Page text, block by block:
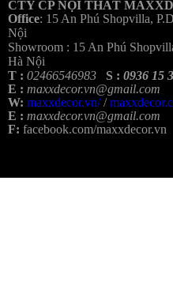
CTY CP NỘI THẤT
Office: 15 An Phú Shopvilla,
Nội
Showroom : 15 An Phú
Hà Nội
T : 02466546983 S : 0936 15
E : maxxdecor.vn@gmail.com
W: maxxdecor.vn//
E : maxxdecor.vn@gmail.com
F: facebook.com/maxxdecor.vn